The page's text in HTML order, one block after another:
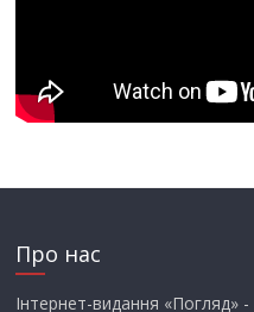
Про нас
Інтернет-видання «Погляд» -